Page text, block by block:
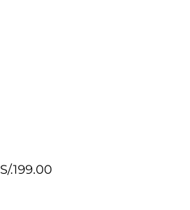
S/.199.00